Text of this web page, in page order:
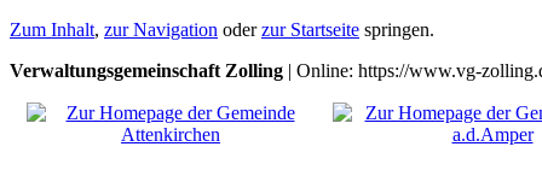
Zum Inhalt, zur Navigation oderzur Startseite springen.
Verwaltungsgemeinschaft Zolling | Online: https://www.vg-